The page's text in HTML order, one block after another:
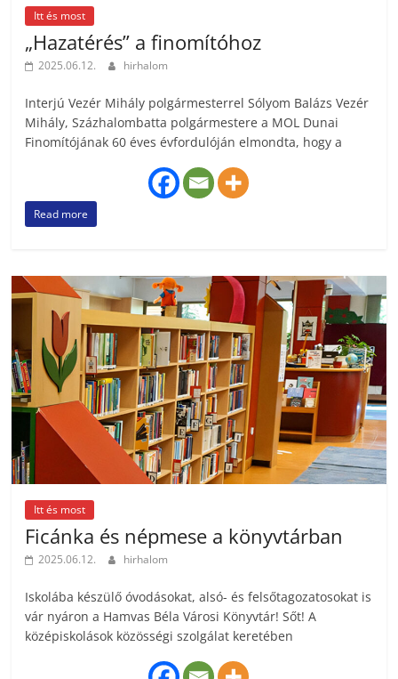
Itt és most
„Hazatérés” a finomítóhoz
2025.06.12. hirhalom
Interjú Vezér Mihály polgármesterrel Sólyom Balázs Vezér
Mihály, Százhalombatta polgármestere a MOL Dunai
Finomítójának 60 éves évfordulóján elmondta, hogy a
Read more
Itt és most
Ficánka és népmese a könyvtárban
2025.06.12. hirhalom
Iskolába készülő óvodásokat, alsó- és felsőtagozatosokat is
vár nyáron a Hamvas Béla Városi Könyvtár! Sőt! A
középiskolások közösségi szolgálat keretében